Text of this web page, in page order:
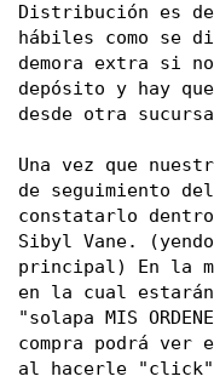
Distribución es de
hábiles como se
demora extra si
depósito y hay
desde otra
Una vez que
de seguimiento
constatarlo
Sibyl Vane.
principal) En la
en la cual estarán
"solapa MIS
compra podrá ver
al hacerle